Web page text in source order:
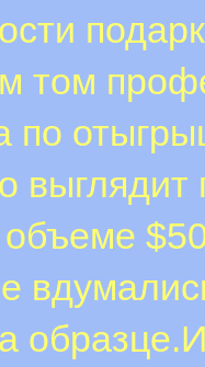
том
по
объеме